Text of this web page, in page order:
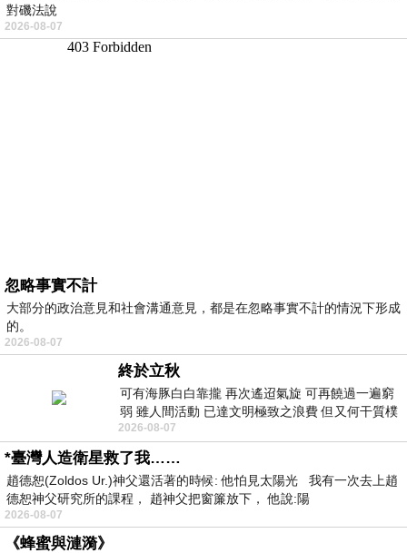
對磯法說
2026-08-07
忽略事實不計
大部分的政治意見和社會溝通意見，都是在忽略事實不計的情況下形成
的。
2026-08-07
終於立秋
可有海豚白白靠攏 再次遙迢氣旋 可再饒過一遍窮
弱 雖人間活動 已達文明極致之浪費 但又何干質樸
者 只能白白陪葬
2026-08-07
*臺灣人造衛星救了我……
趙德恕(Zoldos Ur.)神父還活著的時候: 他怕見太陽光 我有一次去上趙
德恕神父研究所的課程， 趙神父把窗簾放下， 他說:陽
2026-08-07
《蜂蜜與漣漪》